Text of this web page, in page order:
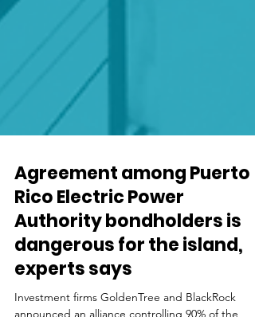
Agreement among Puerto
Rico Electric Power
Authority bondholders is
dangerous for the island,
experts says